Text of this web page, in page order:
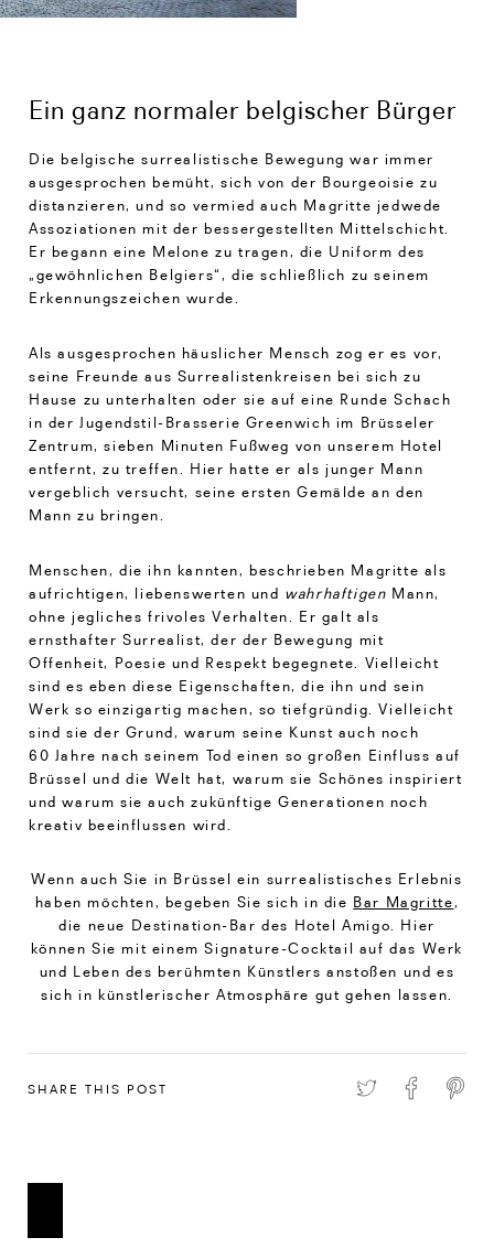
Ein ganz normaler belgischer Bürger
Die belgische surrealistische Bewegung war immer
ausgesprochen bemüht, sich von der Bourgeoisie zu
distanzieren, und so vermied auch Magritte jedwede
Assoziationen mit der bessergestellten Mittelschicht.
Er begann eine Melone zu tragen, die Uniform des
„gewöhnlichen Belgiers“, die schließlich zu seinem
Erkennungszeichen wurde.
Als ausgesprochen häuslicher Mensch zog er es vor,
seine Freunde aus Surrealistenkreisen bei sich zu
Hause zu unterhalten oder sie auf eine Runde Schach
in der Jugendstil-Brasserie Greenwich im Brüsseler
Zentrum, sieben Minuten Fußweg von unserem Hotel
entfernt, zu treffen. Hier hatte er als junger Mann
vergeblich versucht, seine ersten Gemälde an den
Mann zu bringen.
Menschen, die ihn kannten, beschrieben Magritte als
aufrichtigen, liebenswerten und wahrhaftigen Mann,
ohne jegliches frivoles Verhalten. Er galt als
ernsthafter Surrealist, der der Bewegung mit
Offenheit, Poesie und Respekt begegnete. Vielleicht
sind es eben diese Eigenschaften, die ihn und sein
Werk so einzigartig machen, so tiefgründig. Vielleicht
sind sie der Grund, warum seine Kunst auch noch
60 Jahre nach seinem Tod einen so großen Einfluss auf
Brüssel und die Welt hat, warum sie Schönes inspiriert
und warum sie auch zukünftige Generationen noch
kreativ beeinflussen wird.
Wenn auch Sie in Brüssel ein surrealistisches Erlebnis
haben möchten, begeben Sie sich in die Bar Magritte,
die neue Destination-Bar des Hotel Amigo. Hier
können Sie mit einem Signature-Cocktail auf das Werk
und Leben des berühmten Künstlers anstoßen und es
sich in künstlerischer Atmosphäre gut gehen lassen.
SHARE THIS POST